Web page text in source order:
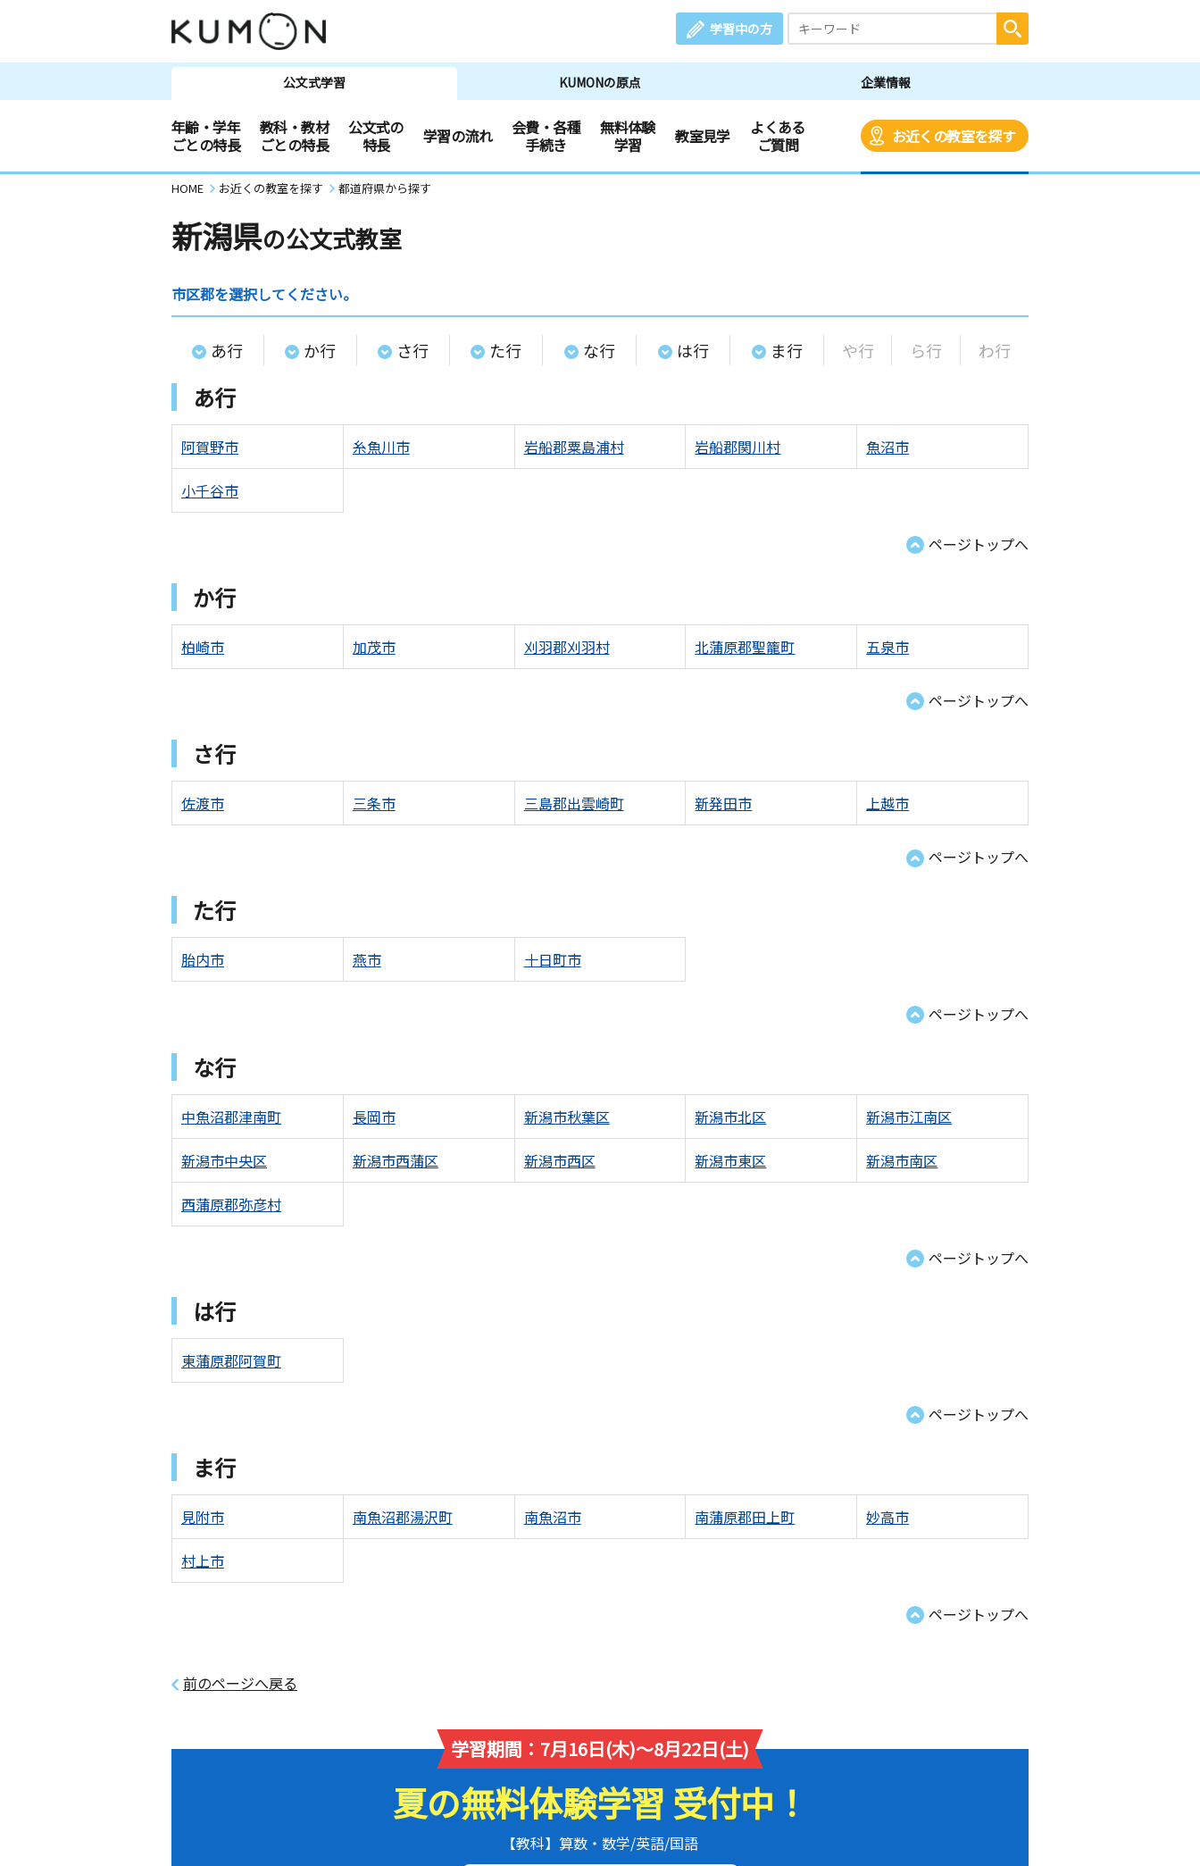
学習中の方
公文式学習 KUMONの原点 企業情報
年齢・学年
ごとの特長
教科・教材
ごとの特長
公文式の
特長
学習の流れ
会費・各種
手続き
無料体験
学習
教室見学
よくある
ご質問
お近くの教室を探す
HOME お近くの教室を探す 都道府県から探す
新潟県の公文式教室
市区郡を選択してください。
あ行 か行 さ行 た行 な行 は行 ま行 や行 ら行 わ行
あ行
阿賀野市 糸魚川市 岩船郡粟島浦村 岩船郡関川村 魚沼市
小千谷市
ページトップへ
か行
柏崎市 加茂市 刈羽郡刈羽村 北蒲原郡聖籠町 五泉市
ページトップへ
さ行
佐渡市 三条市 三島郡出雲崎町 新発田市 上越市
ページトップへ
た行
胎内市 燕市 十日町市
ページトップへ
な行
中魚沼郡津南町 長岡市 新潟市秋葉区 新潟市北区 新潟市江南区
新潟市中央区 新潟市西蒲区 新潟市西区 新潟市東区 新潟市南区
西蒲原郡弥彦村
ページトップへ
は行
東蒲原郡阿賀町
ページトップへ
ま行
見附市 南魚沼郡湯沢町 南魚沼市 南蒲原郡田上町 妙高市
村上市
ページトップへ
前のページへ戻る
学習期間：7月16日(木)～8月22日(土)
夏の無料体験学習 受付中！
【教科】算数・数学/英語/国語